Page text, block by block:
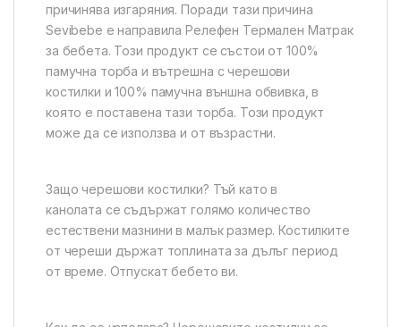
причинява изгаряния. Поради тази причина
Sevibebe е направила Релефен Термален Матрак
за бебета. Този продукт се състои от 100%
памучна торба и вътрешна с черешови
костилки и 100% памучна външна обвивка, в
която е поставена тази торба. Този продукт
може да се използва и от възрастни.
Защо черешови костилки? Тъй като в
канолата се съдържат голямо количество
естествени мазнини в малък размер. Костилките
от череши държат топлината за дълъг период
от време. Отпускат бебето ви.